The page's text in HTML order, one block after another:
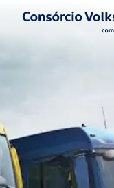
Logo Consórcio